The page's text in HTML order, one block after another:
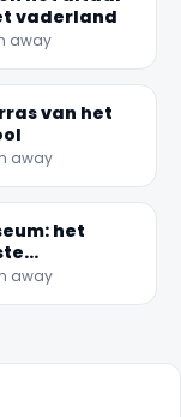
vaderland
away
van het
away
het
in
away